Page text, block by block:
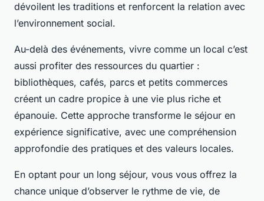
dévoilent les traditions et renforcent la relation avec
l’environnement social.
Au-delà des événements, vivre comme un local c’est
aussi profiter des ressources du quartier :
bibliothèques, cafés, parcs et petits commerces
créent un cadre propice à une vie plus riche et
épanouie. Cette approche transforme le séjour en
expérience significative, avec une compréhension
approfondie des pratiques et des valeurs locales.
En optant pour un long séjour, vous vous offrez la
chance unique d’observer le rythme de vie, de